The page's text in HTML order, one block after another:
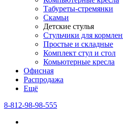
Табуреты-стремянки
Скамьи
Детские стулья
Стульчики для
Простые и складные
Комплект стул и стол
Комьютерные кресла
Офисная
Распродажа
Eщё
8-812-98-98-555